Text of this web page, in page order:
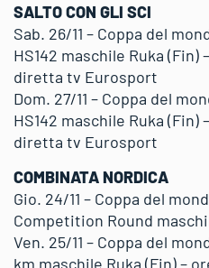
SALTO CON GLI SCI
Sab. 26/11 – Coppa del
HS142 maschile Ruka (Fin)
diretta tv Eurosport
Dom. 27/11 – Coppa del
HS142 maschile Ruka (Fin)
diretta tv Eurosport
COMBINATA NORDICA
Gio. 24/11 – Coppa del
Competition Round
Ven. 25/11 – Coppa del
km maschile Ruka (Fin) –